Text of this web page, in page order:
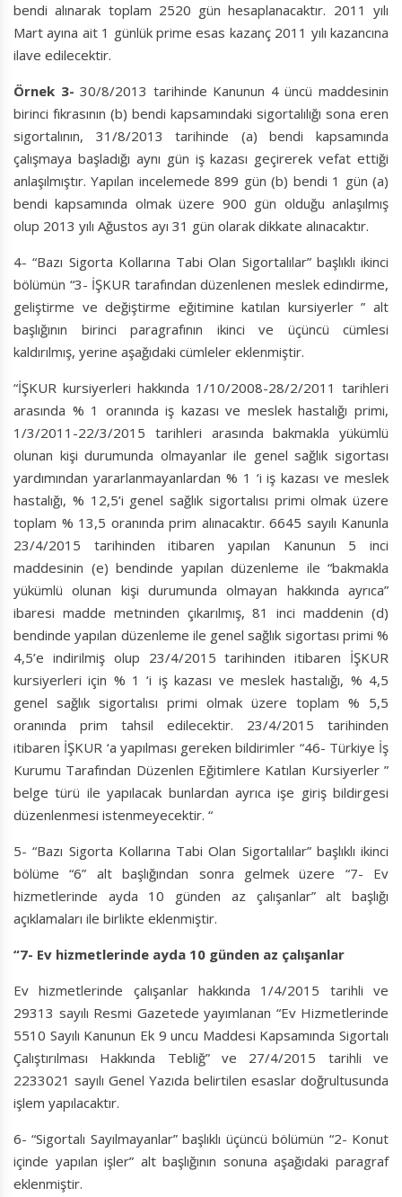
bendi alınarak toplam 2520 gün hesaplanacaktır. 2011 yılı
Mart ayına ait 1 günlük prime esas kazanç 2011 yılı kazancına
ilave edilecektir.
Örnek 3- 30/8/2013 tarihinde Kanunun 4 üncü maddesinin
birinci fıkrasının (b) bendi kapsamındaki sigortalılığı sona eren
sigortalının, 31/8/2013 tarihinde (a) bendi kapsamında
çalışmaya başladığı aynı gün iş kazası geçirerek vefat ettiği
anlaşılmıştır. Yapılan incelemede 899 gün (b) bendi 1 gün (a)
bendi kapsamında olmak üzere 900 gün olduğu anlaşılmış
olup 2013 yılı Ağustos ayı 31 gün olarak dikkate alınacaktır.
4- “Bazı Sigorta Kollarına Tabi Olan Sigortalılar” başlıklı ikinci
bölümün “3- İŞKUR tarafından düzenlenen meslek edindirme,
geliştirme ve değiştirme eğitimine katılan kursiyerler ” alt
başlığının birinci paragrafının ikinci ve üçüncü cümlesi
kaldırılmış, yerine aşağıdaki cümleler eklenmiştir.
“İŞKUR kursiyerleri hakkında 1/10/2008-28/2/2011 tarihleri
arasında % 1 oranında iş kazası ve meslek hastalığı primi,
1/3/2011-22/3/2015 tarihleri arasında bakmakla yükümlü
olunan kişi durumunda olmayanlar ile genel sağlık sigortası
yardımından yararlanmayanlardan % 1 ‘i iş kazası ve meslek
hastalığı, % 12,5’i genel sağlık sigortalısı primi olmak üzere
toplam % 13,5 oranında prim alınacaktır. 6645 sayılı Kanunla
23/4/2015 tarihinden itibaren yapılan Kanunun 5 inci
maddesinin (e) bendinde yapılan düzenleme ile “bakmakla
yükümlü olunan kişi durumunda olmayan hakkında ayrıca”
ibaresi madde metninden çıkarılmış, 81 inci maddenin (d)
bendinde yapılan düzenleme ile genel sağlık sigortası primi %
4,5’e indirilmiş olup 23/4/2015 tarihinden itibaren İŞKUR
kursiyerleri için % 1 ‘i iş kazası ve meslek hastalığı, % 4,5
genel sağlık sigortalısı primi olmak üzere toplam % 5,5
oranında prim tahsil edilecektir. 23/4/2015 tarihinden
itibaren İŞKUR ‘a yapılması gereken bildirimler “46- Türkiye İş
Kurumu Tarafından Düzenlen Eğitimlere Katılan Kursiyerler ”
belge türü ile yapılacak bunlardan ayrıca işe giriş bildirgesi
düzenlenmesi istenmeyecektir. “
5- “Bazı Sigorta Kollarına Tabi Olan Sigortalılar” başlıklı ikinci
bölüme “6” alt başlığından sonra gelmek üzere “7- Ev
hizmetlerinde ayda 10 günden az çalışanlar” alt başlığı
açıklamaları ile birlikte eklenmiştir.
“7- Ev hizmetlerinde ayda 10 günden az çalışanlar
Ev hizmetlerinde çalışanlar hakkında 1/4/2015 tarihli ve
29313 sayılı Resmi Gazetede yayımlanan “Ev Hizmetlerinde
5510 Sayılı Kanunun Ek 9 uncu Maddesi Kapsamında Sigortalı
Çalıştırılması Hakkında Tebliğ” ve 27/4/2015 tarihli ve
2233021 sayılı Genel Yazıda belirtilen esaslar doğrultusunda
işlem yapılacaktır.
6- “Sigortalı Sayılmayanlar” başlıklı üçüncü bölümün “2- Konut
içinde yapılan işler” alt başlığının sonuna aşağıdaki paragraf
eklenmiştir.